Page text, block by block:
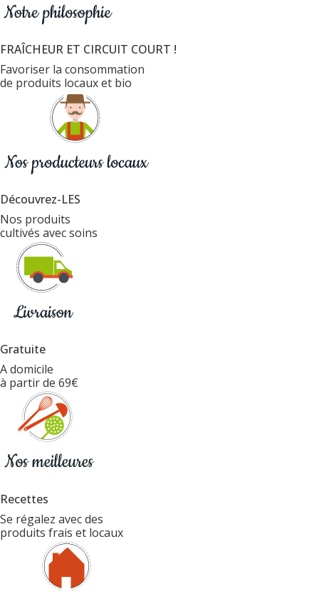
FRAÎCHEUR ET CIRCUIT COURT !
Favoriser la consommation
de produits locaux et bio
Découvrez-LES
Nos produits
cultivés avec soins
Gratuite
A domicile
à partir de 69€
Recettes
Se régalez avec des
produits frais et locaux